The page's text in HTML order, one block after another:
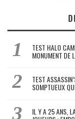
TEST HALO
MONUMENT DE
TEST
SOMPTUEUX
IL Y A 25 ANS,